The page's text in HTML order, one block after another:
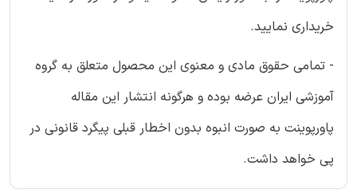
خریداری نمایید.
- تمامی حقوق مادی و معنوی این محصول متعلق به گروه
آموزشی ایران عرضه بوده و هرگونه انتشار این مقاله
پاورپوینت به صورت انبوه بدون اخطار قبلی پیگرد قانونی در
پی خواهد داشت.